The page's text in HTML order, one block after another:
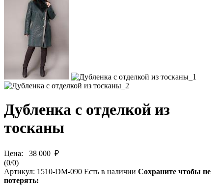
Дубленка с отделкой из
тосканы
Цена:
38 000 ₽
(0/0)
Артикул: 1510-DM-090 Есть в наличии Сохраните чтобы не
потерять: